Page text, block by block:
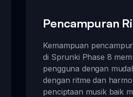
Pencampuran
Kemampuan
di Sprunki Phase 8
pengguna dengan
dengan ritme dan
penciptaan musik baik